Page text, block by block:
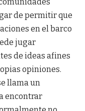
de permitir que
en el barco
jugar
de ideas afines
opiniones.
llama un
encontrar